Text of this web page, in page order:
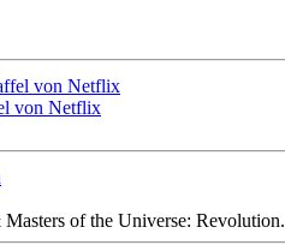
von Netflix
of the Universe: Revolution.